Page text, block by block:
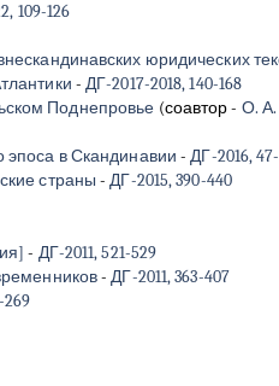
109-126
юридических
- ДГ-2017-2018, 140-168
Поднепровье (соавтор - О.
эпоса в Скандинавии - ДГ-2016,
страны - ДГ-2015, 390-440
- ДГ-2011, 521-529
- ДГ-2011, 363-407
269